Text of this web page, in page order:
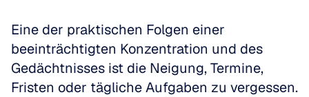
Eine der praktischen Folgen einer
beeinträchtigten Konzentration und des
Gedächtnisses ist die Neigung, Termine,
Fristen oder tägliche Aufgaben zu vergessen.